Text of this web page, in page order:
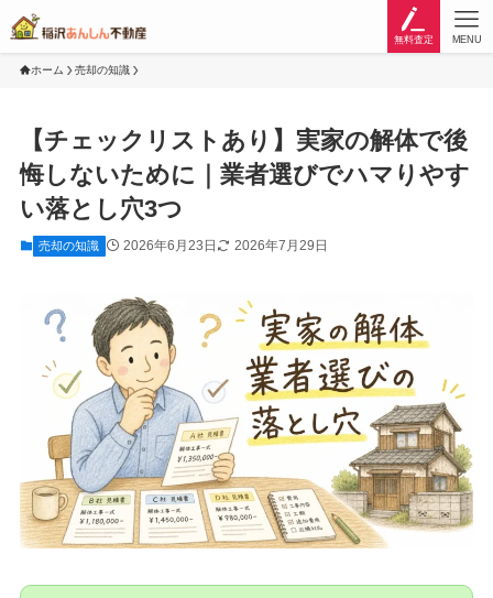
無料査定 MENU
ホーム 売却の知識
【チェックリストあり】実家の解体で後
悔しないために｜業者選びでハマりやす
い落とし穴3つ
売却の知識 2026年6月23日 2026年7月29日